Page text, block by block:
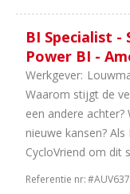
BI Specialist
Power BI -
Werkgever:
Waarom stijgt de
een andere
nieuwe kansen? Als
CycloVriend om dit
Referentie nr: